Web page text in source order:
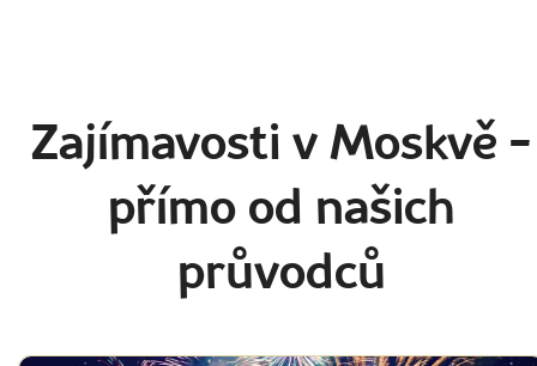
Zajímavosti v Moskvě -
přímo od našich
průvodců